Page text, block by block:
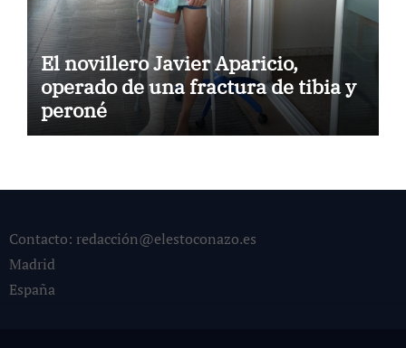
El novillero Javier Aparicio,
operado de una fractura de tibia y
peroné
Contacto: redacción@elestoconazo.es
Madrid
España